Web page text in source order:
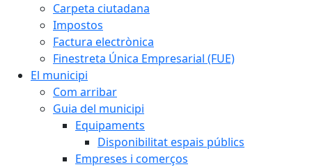
Carpeta ciutadana
Impostos
Factura electrònica
Finestreta Única Empresarial (FUE)
El municipi
Com arribar
Guia del municipi
Equipaments
Disponibilitat espais públics
Empreses i comerços